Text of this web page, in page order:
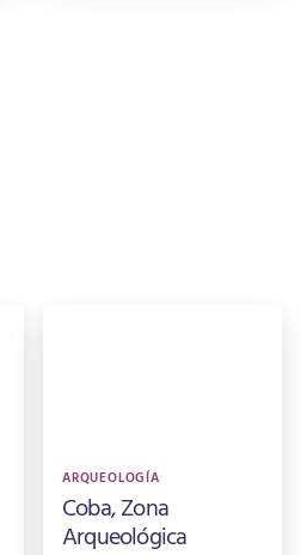
ARQUEOLOGÍA
Coba, Zona
Arqueológica